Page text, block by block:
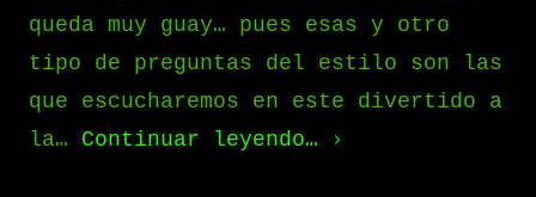
queda muy guay… pues esas y otro
tipo de preguntas del estilo son las
que escucharemos en este divertido a
la…
Continuar leyendo…